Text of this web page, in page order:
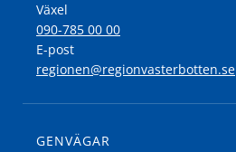
Växel
090-785 00 00
E-post
regionen@regionvasterbotten.se
GENVÄGAR